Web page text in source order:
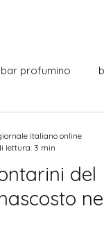
bar profumino
Film italianidel
italiano online
lettura: 3 min